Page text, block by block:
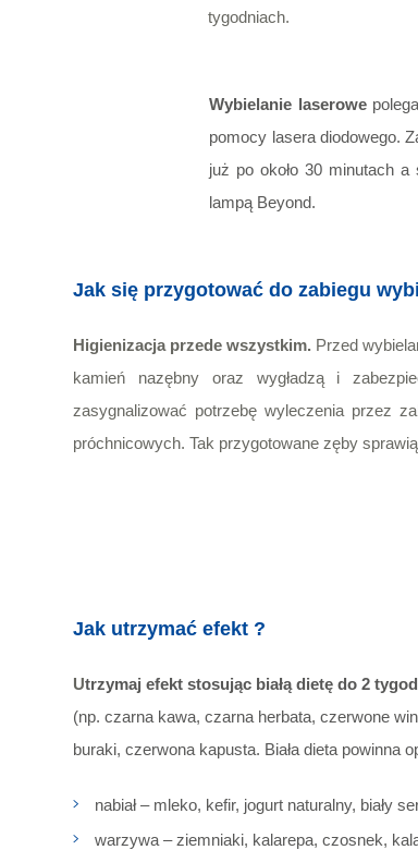
tygodniach.
Wybielanie laserowe
pomocy lasera diodowego.
już po około 30 minutach
lampą Beyond.
Jak się przygotować do zabiegu
Higienizacja przede wszystkim. Przed
kamień nazębny oraz wygładzą i
zasygnalizować potrzebę wyleczenia przez
próchnicowych. Tak przygotowane zęby
Jak utrzymać efekt ?
Utrzymaj efekt stosując białą dietę do 2
(np. czarna kawa, czarna herbata, czerwone
buraki, czerwona kapusta. Biała dieta powinna
nabiał – mleko, kefir, jogurt naturalny, biały
warzywa – ziemniaki, kalarepa, czosnek,